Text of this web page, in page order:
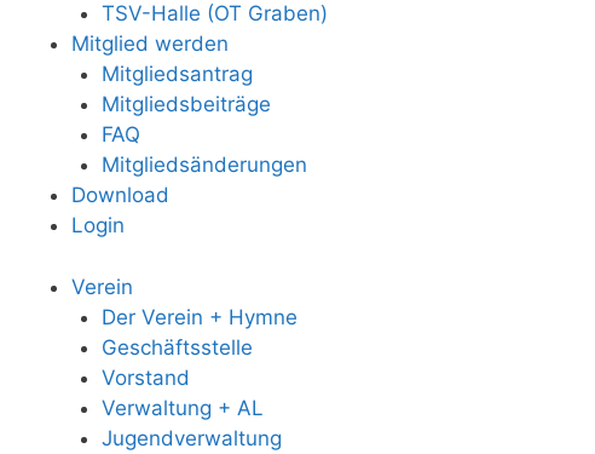
TSV-Halle (OT Graben)
Mitglied werden
Mitgliedsantrag
Mitgliedsbeiträge
FAQ
Mitgliedsänderungen
Download
Login
Verein
Der Verein + Hymne
Geschäftsstelle
Vorstand
Verwaltung + AL
Jugendverwaltung